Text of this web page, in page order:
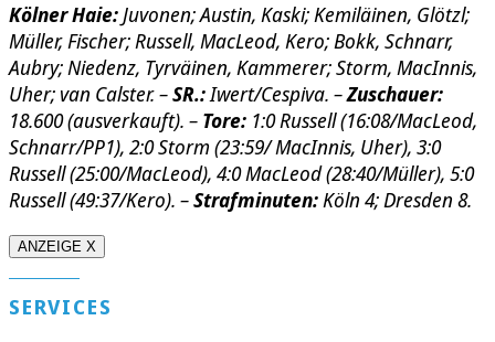
Kölner Haie:Juvonen; Austin, Kaski; Kemiläinen, Glötzl;
Müller, Fischer; Russell, MacLeod, Kero; Bokk, Schnarr,
Aubry; Niedenz, Tyrväinen, Kammerer; Storm, MacInnis,
Uher; van Calster. –SR.:Iwert/Cespiva. –Zuschauer:
18.600 (ausverkauft). – Tore: 1:0 Russell (16:08/MacLeod,
Schnarr/PP1), 2:0 Storm (23:59/ MacInnis, Uher), 3:0
Russell (25:00/MacLeod), 4:0 MacLeod (28:40/Müller), 5:0
Russell (49:37/Kero). –Strafminuten:Köln 4; Dresden 8.
ANZEIGE X
SERVICES